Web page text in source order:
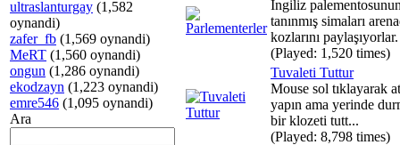
ultraslanturgay (1,582
oynandi)
zafer_fb (1,569 oynandi)
MeRT (1,560 oynandi)
ongun (1,286 oynandi)
ekodzayn (1,223 oynandi)
emre546 (1,095 oynandi)
Ara
İngiliz
tanınmış simaları
kozlarını
(Played: 1,520 times)
Tuvaleti Tuttur
Mouse sol tıklayarak
yapın ama yerinde
bir klozeti tutt...
(Played: 8,798 times)